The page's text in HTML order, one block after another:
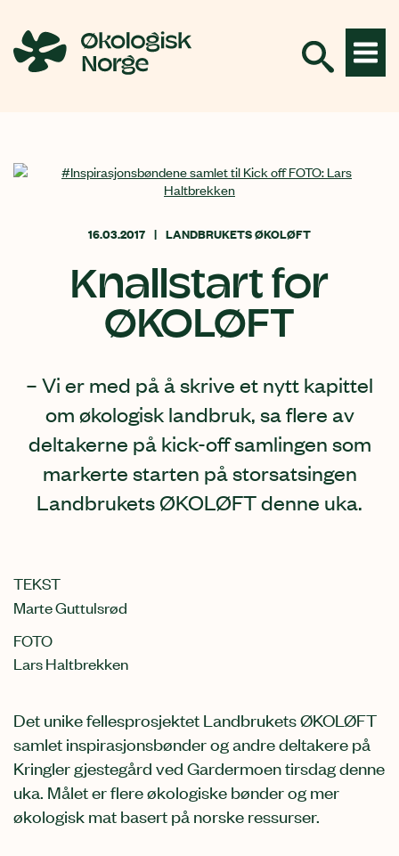
innhold
16.03.2017 LANDBRUKETS ØKOLØFT
Knallstart for
ØKOLØFT
– Vi er med på å skrive et nytt kapittel
om økologisk landbruk, sa flere av
deltakerne på kick-off samlingen som
markerte starten på storsatsingen
Landbrukets ØKOLØFT denne uka.
TEKST
Marte Guttulsrød
FOTO
Lars Haltbrekken
Det unike fellesprosjektet Landbrukets ØKOLØFT
samlet inspirasjonsbønder og andre deltakere på
Kringler gjestegård ved Gardermoen tirsdag denne
uka. Målet er flere økologiske bønder og mer
økologisk mat basert på norske ressurser.